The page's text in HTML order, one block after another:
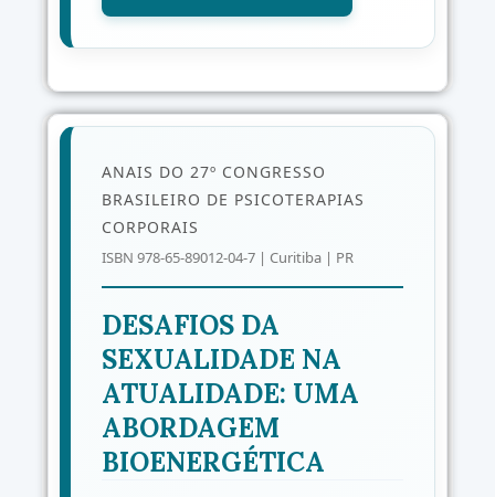
ANAIS DO 27º CONGRESSO
BRASILEIRO DE PSICOTERAPIAS
CORPORAIS
ISBN 978-65-89012-04-7 | Curitiba | PR
DESAFIOS DA
SEXUALIDADE NA
ATUALIDADE: UMA
ABORDAGEM
BIOENERGÉTICA